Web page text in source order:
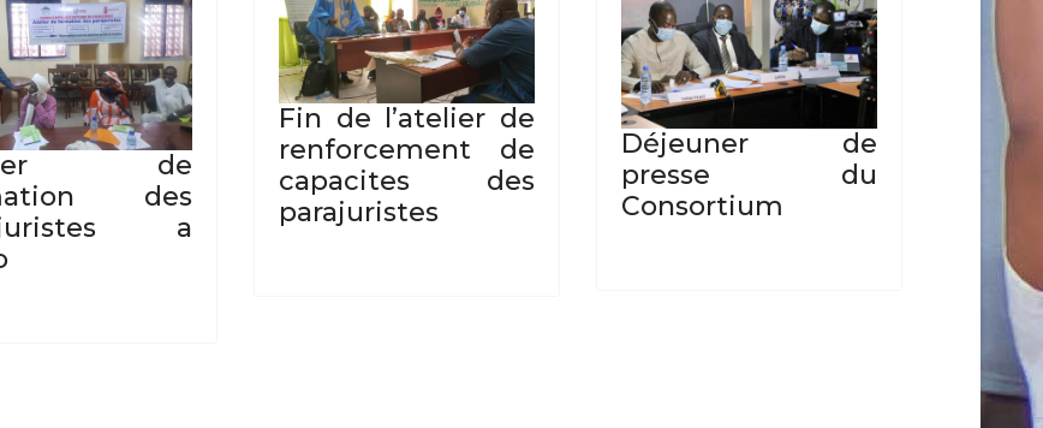
de
des
a
Fin de l’atelier de
renforcement de
capacites des
parajuristes
Déjeuner de
presse du
Consortium